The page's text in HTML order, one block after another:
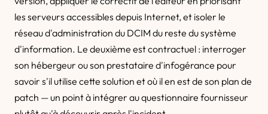
les serveurs accessibles depuis Internet, et isoler le
réseau d'administration du DCIM du reste du système
d'information. Le deuxième est contractuel : interroger
son hébergeur ou son prestataire d'infogérance pour
savoir s'il utilise cette solution et où il en est de son plan de
patch — un point à intégrer au questionnaire fournisseur